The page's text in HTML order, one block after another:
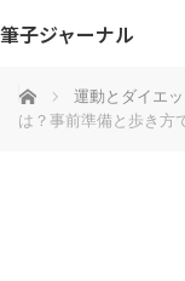
筆子ジャーナル
ホーム 運動とダイエッ
は？事前準備と歩き方